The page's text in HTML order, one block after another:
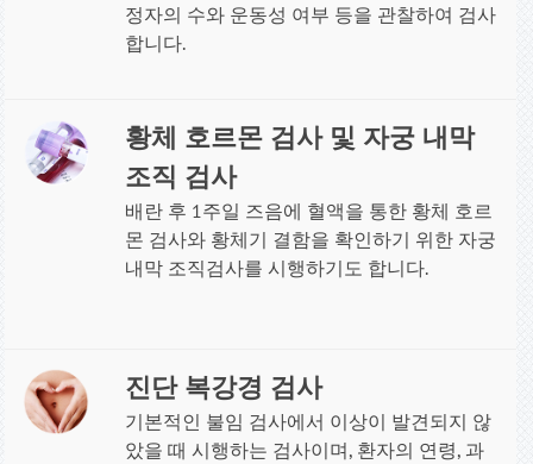
정자의 수와 운동성 여부 등을 관찰하여 검사
합니다.
황체 호르몬 검사 및 자궁 내막
조직 검사
배란 후 1주일 즈음에 혈액을 통한 황체 호르
몬 검사와 황체기 결함을 확인하기 위한 자궁
내막 조직검사를 시행하기도 합니다.
진단 복강경 검사
기본적인 불임 검사에서 이상이 발견되지 않
았을 때 시행하는 검사이며, 환자의 연령, 과